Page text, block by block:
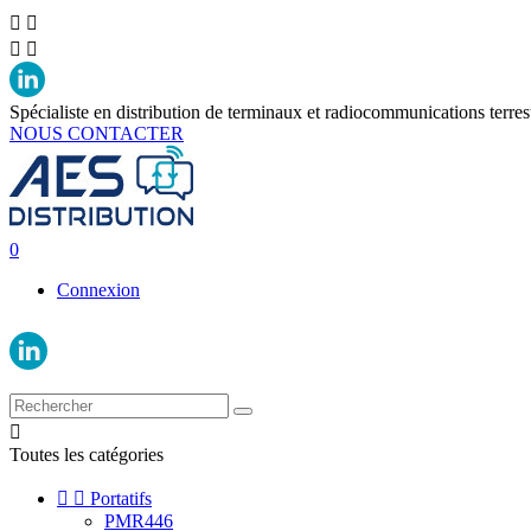
 
 
Spécialiste en distribution de terminaux et radiocommunications
NOUS CONTACTER
0
Connexion

Toutes les catégories
  Portatifs
PMR446